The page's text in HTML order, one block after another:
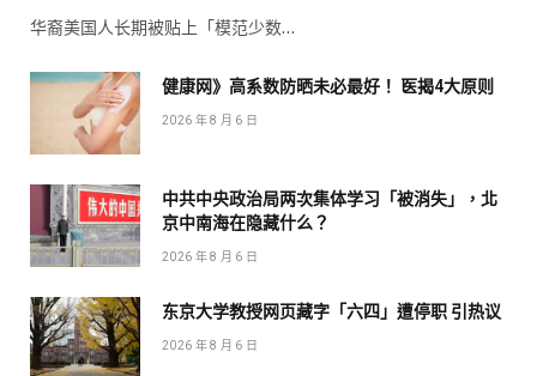
华裔美国人长期被贴上「模范少数…
健康网》高系数防晒未必最好！ 医揭4大原则
2026 年 8 月 6 日
中共中央政治局两次集体学习「被消失」，北
京中南海在隐藏什么？
2026 年 8 月 6 日
东京大学教授网页藏字「六四」遭停职 引热议
2026 年 8 月 6 日